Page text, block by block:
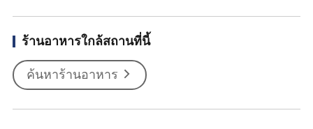
ร้านอาหารใกล้สถานที่นี้
ค้นหาร้านอาหาร